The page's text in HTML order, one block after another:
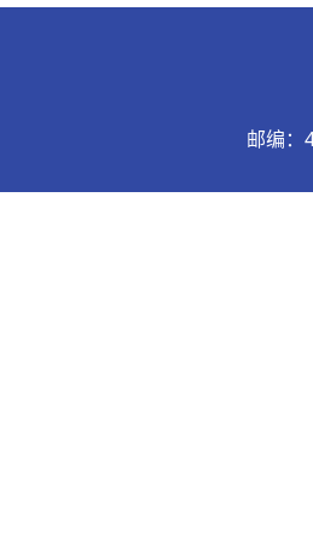
邮编：